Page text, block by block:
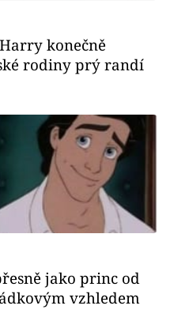
konečně
rodiny prý randí
jako princ od
vzhledem